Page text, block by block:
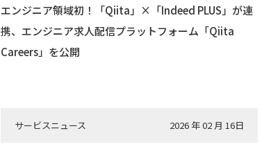
エンジニア領域初！「Qiita」×「Indeed PLUS」が連
携、エンジニア求人配信プラットフォーム「Qiita
Careers」を公開
サービスニュース 2026 年 02 月 16日